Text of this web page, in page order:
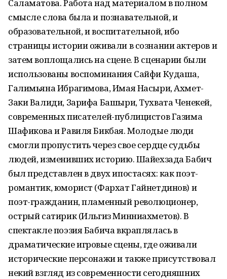
Саламатова. Работа над материалом в полном
смысле слова была и познавательной, и
образовательной, и воспитательной, ибо
страницы истории оживали в сознании актеров и
затем воплощались на сцене. В сценарии были
использованы воспоминания Сайфи Кудаша,
Галимьяна Ибрагимова, Имая Насыри, Ахмет-
Заки Валиди, Зарифа Башыри, Тухвата Ченекей,
современных писателей-публицистов Газима
Шафикова и Равиля Бикбая. Молодые люди
смогли пропустить через свое сердце судьбы
людей, изменивших историю. Шайехзада Бабич
был представлен в двух ипостасях: как поэт-
романтик, юморист (Фархат Гайнетдинов) и
поэт-гражданин, пламенный революционер,
острый сатирик (Ильгиз Минниахметов). В
спектакле поэзия Бабича вкраплялась в
драматические игровые сцены, где оживали
исторические персонажи и также присутствовал
некий взгляд из современности сегодняшних